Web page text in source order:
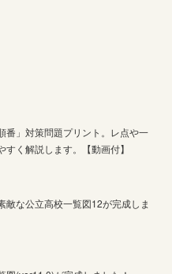
番」対策問題プリント。レ点や一
すく解説します。【動画付】
敵な公立高校一覧図12が完成しま